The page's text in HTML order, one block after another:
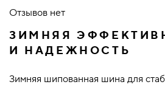
Отзывов нет
ЗИМНЯЯ
И НАДЕЖНОСТЬ
Зимняя шипованная шина для